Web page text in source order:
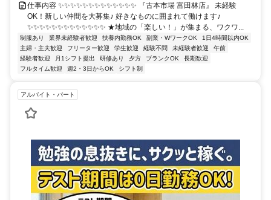
仕事内容 ✨✨✨✨✨✨✨✨✨✨✨✨✨ 『古本市場 富田林店』 未経験
OK！新しい仲間を大募集♪ 好きなものに囲まれて働けます♪
✨✨✨✨✨✨✨✨✨✨✨✨✨ ★地域の「楽しい！」が集まる、ワクワ...
制服あり 業界未経験者歓迎 扶養内勤務OK 副業・WワークOK
1日4時間以内OK
主婦・主夫歓迎
フリーター歓迎 学生歓迎 経験不問 未経験者歓迎
午前
経験者歓迎
月1シフト提出 研修あり 夕方 ブランクOK
長期歓迎
フルタイム歓迎
週2・3日からOK シフト制
アルバイト・パート